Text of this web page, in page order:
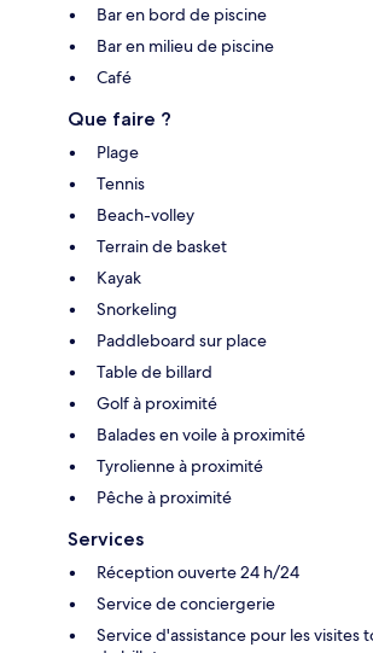
Bar en bord de piscine
Bar en milieu de piscine
Café
Que faire ?
Plage
Tennis
Beach-volley
Terrain de basket
Kayak
Snorkeling
Paddleboard sur place
Table de billard
Golf à proximité
Balades en voile à proximité
Tyrolienne à proximité
Pêche à proximité
Services
Réception ouverte 24 h/24
Service de conciergerie
Service d'assistance pour les visites